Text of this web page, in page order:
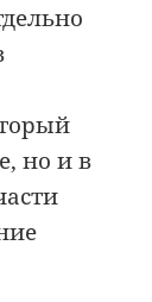
но и в